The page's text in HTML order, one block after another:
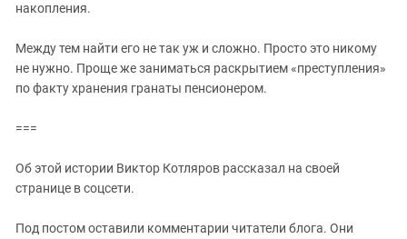
накопления.
Между тем найти его не так уж и сложно. Просто это никому
не нужно. Проще же заниматься раскрытием «преступления»
по факту хранения гранаты пенсионером.
===
Об этой истории Виктор Котляров рассказал на своей
странице в соцсети.
Под постом оставили комментарии читатели блога. Они